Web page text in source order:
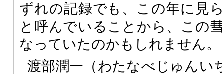
ずれの記録でも、この年に見
と呼んでいることから、この
なっていたのかもしれません。
渡部潤一（わたなべじゅんい